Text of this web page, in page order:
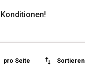
pro Seite Sortieren